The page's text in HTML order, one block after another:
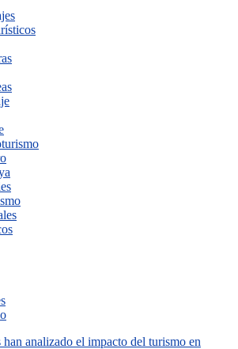
han analizado el impacto del turismo en